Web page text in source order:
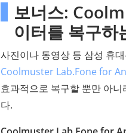
보너스:
이터를 복구하
사진이나 동영상 등 삼성 휴
Coolmuster Lab.Fone for
효과적으로 복구할 뿐만 아니
다.